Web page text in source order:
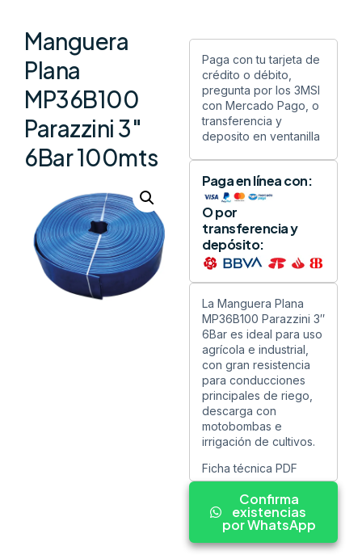
Manguera
Plana
MP36B100
Parazzini 3″
6Bar 100mts
Paga con tu tarjeta de
crédito o débito,
pregunta por los 3MSI
con Mercado Pago, o
transferencia y
deposito en ventanilla
Paga en línea con:
O por
transferencia y
depósito:
La Manguera Plana
MP36B100 Parazzini 3″
6Bar es ideal para uso
agrícola e industrial,
con gran resistencia
para conducciones
principales de riego,
descarga con
motobombas e
irrigación de cultivos.
Ficha técnica PDF
Confirma
existencias
por WhatsApp